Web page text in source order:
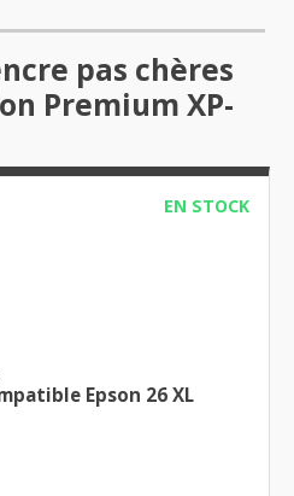
pas chères
Premium XP-
EN STOCK
Epson 26 XL